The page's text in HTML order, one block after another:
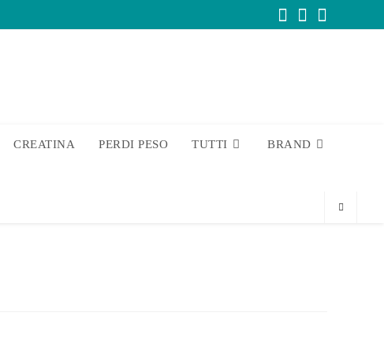
CREATINA PERDI PESO TUTTI BRAND